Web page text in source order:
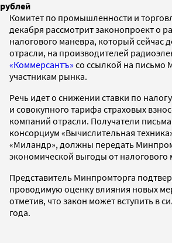
рублей
Комитет по промышленности и
декабря рассмотрит законопроект о
налогового маневра, который сейчас
отрасли, на производителей
«Коммерсантъ» со ссылкой на письмо
участникам рынка.
Речь идет о снижении ставки по
и совокупного тарифа страховых
компаний отрасли. Получатели
консорциум «Вычислительная
«Миландр», должны передать
экономической выгоды от налогового
Представитель Минпромторга
проводимую оценку влияния новых
отметив, что закон может вступить в
года.